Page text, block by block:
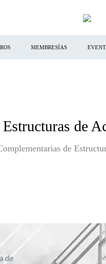
MEMBRESÍAS
de
de